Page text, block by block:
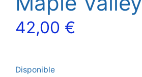
42,00 €
Disponible